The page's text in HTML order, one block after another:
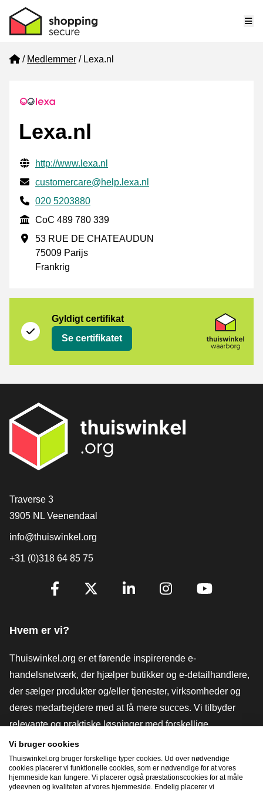
Home
Medlemmer Lexa.nl
Lexa.nl
Verificerede kontaktoplysninger
Website URL
http://www.lexa.nl
E-mail
customercare@help.lexa.nl
Phone number
020 5203880
CoC
CoC 489 780 339
Forretningsadresse
53 RUE DE CHATEAUDUN
75009 Parijs
Frankrig
Gyldigt certifikat
Se certifikatet
[_General:Contact]
Traverse 3
3905 NL Veenendaal
info@thuiswinkel.org
+31 (0)318 64 85 75
[_General:SocialMediaTitle]
Hvem er vi?
Thuiswinkel.org er et førende inspirerende e-
handelsnetværk, der hjælper butikker og e-detailhandlere,
der sælger produkter og/eller tjenester, virksomheder og
deres medarbejdere med at få mere succes. Vi tilbyder
relevante og praktiske løsninger med forskellige
tillidsmærker, Thuiswinkel-anmeldelser, juridiske værktøjer
og rådgivning, fortalervirksomhed, markedsundersøgelser
og har vores egen uddannelsesplatform, Thuiswinkel e-
Vi bruger cookies
Thuiswinkel.org bruger forskellige typer cookies. Ud over nødvendige
cookies placerer vi funktionelle cookies, som er nødvendige for at vores
hjemmeside kan fungere. Vi placerer også præstationscookies for at måle
ydeevnen og kvaliteten af ​​vores hjemmeside. Endelig placerer vi